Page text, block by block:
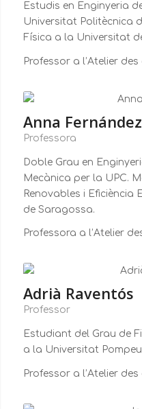
Estudis en Enginyeria
Universitat Politècnica
Física a la Universitat
Professor a l’Atelier des
Anna Fernández
Professora
Doble Grau en
Mecànica per la UPC.
Renovables i Eficiència
de Saragossa.
Professora a l’Atelier
Adrià Raventós
Professor
Estudiant del Grau de
a la Universitat
Professor a l’Atelier des